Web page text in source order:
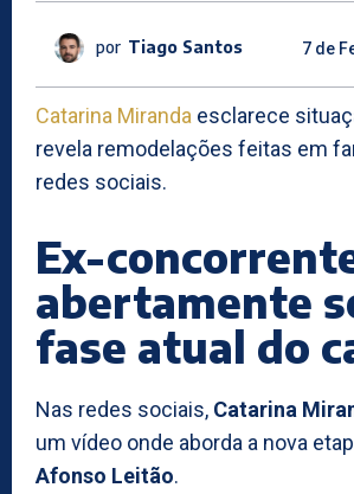
por Tiago Santos 7 de
Catarina Miranda esclarece
revela remodelações feitas em
redes sociais.
Ex-
abertamente
fase atual do
Nas redes sociais, Catarina
um vídeo onde aborda a nova
Afonso Leitão.